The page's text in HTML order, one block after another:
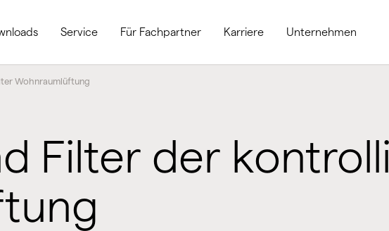
Service Für Fachpartner Karriere Unternehmen
Wohnraumlüftung
Filter der